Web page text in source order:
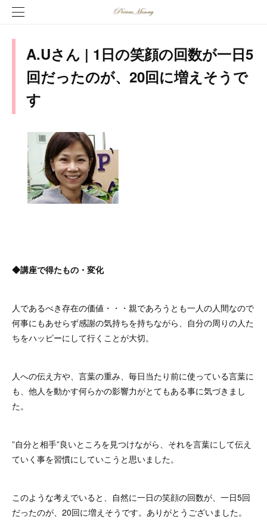
A.Uさん | 1日の笑顔の回数が一日5
回だったのが、20回に増えそうで
す
◆講座で得たもの・変化
人であるべき存在の価値・・・親であろうとも一人の人間なので
何事にもあせらず感謝の気持ちを持ちながら、自分の周りの人た
ちをハッピーにして行くことが大切。
人への伝え方や、言葉の重み、毎日当たり前に使っている言葉に
も、他人を動かす何らかの影響力がとてもある事に気づきまし
た。
”自分と相手”良いところを見つけながら、それを言葉にして伝え
ていく事を習慣にしていこうと思いました。
このような考えでいると、自然に一日の笑顔の回数が、一日5回
だったのが、20回に増えそうです。ありがとうございました。